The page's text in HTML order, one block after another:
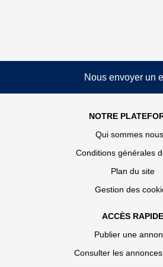
Nous envoyer un
NOTRE
Qui sommes
Conditions générales
Plan du site
Gestion des
ACCÈS RAPIDE
Publier une
Consulter les